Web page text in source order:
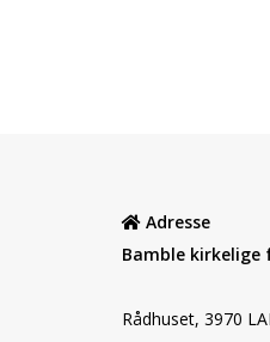
Adresse
Bamble kirkelige
Rådhuset, 3970